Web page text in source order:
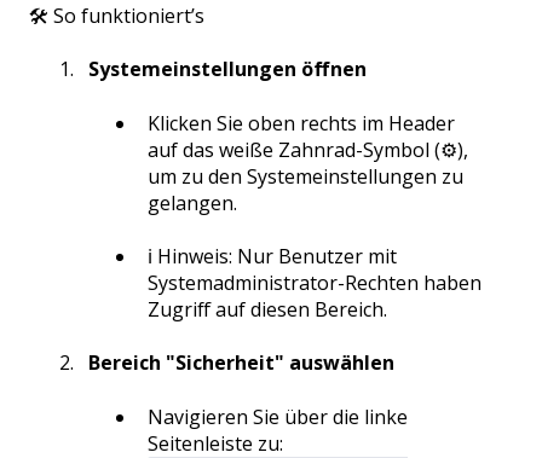
🛠️ So funktioniert’s
Systemeinstellungen öffnen
Klicken Sie oben rechts im Header
auf das weiße Zahnrad-Symbol (⚙️),
um zu den Systemeinstellungen zu
gelangen.
ℹ️ Hinweis: Nur Benutzer mit
Systemadministrator-Rechten haben
Zugriff auf diesen Bereich.
Bereich "Sicherheit" auswählen
Navigieren Sie über die linke
Seitenleiste zu: